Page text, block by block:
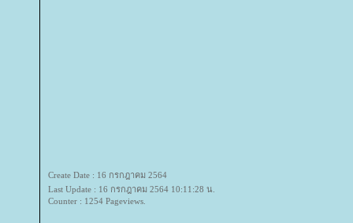
Create Date : 16 กรกฎาคม 2564
Last Update : 16 กรกฎาคม 2564 10:11:28 น.
Counter : 1254 Pageviews.